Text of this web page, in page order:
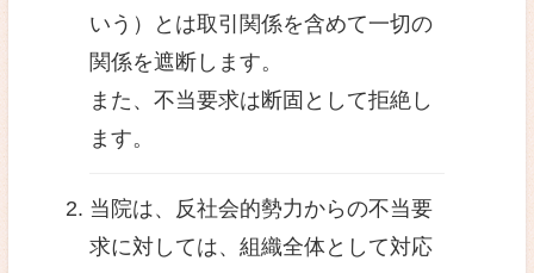
当院が取り扱う個人情報に関
令、規範を遵守するとともに
理者を任命し、個人情報の適
ます。